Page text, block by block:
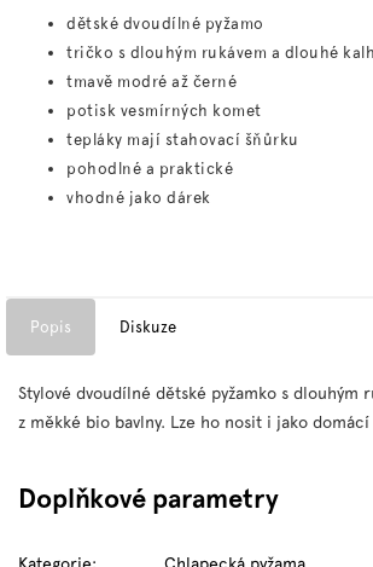
dětské dvoudílné pyžamo
tričko s dlouhým rukávem a dlouhé
tmavě modré až černé
potisk vesmírných komet
tepláky mají stahovací šňůrku
pohodlné a praktické
vhodné jako dárek
Popis Diskuze
Stylové dvoudílné dětské pyžamko s dlouhým
z měkké bio bavlny. Lze ho nosit i jako
Doplňkové parametry